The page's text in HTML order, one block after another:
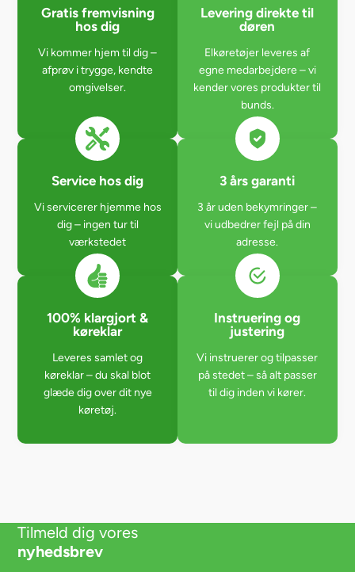
Gratis fremvisning
hos dig
Vi kommer hjem til dig –
afprøv i trygge, kendte
omgivelser.
Levering direkte til
døren
Elkøretøjer leveres af
egne medarbejdere – vi
kender vores produkter til
bunds.
Service hos dig
Vi servicerer hjemme hos
dig – ingen tur til
værkstedet
3 års garanti
3 år uden bekymringer –
vi udbedrer fejl på din
adresse.
100% klargjort &
køreklar
Leveres samlet og
køreklar – du skal blot
glæde dig over dit nye
køretøj.
Instruering og
justering
Vi instruerer og tilpasser
på stedet – så alt passer
til dig inden vi kører.
Tilmeld dig vores
nyhedsbrev